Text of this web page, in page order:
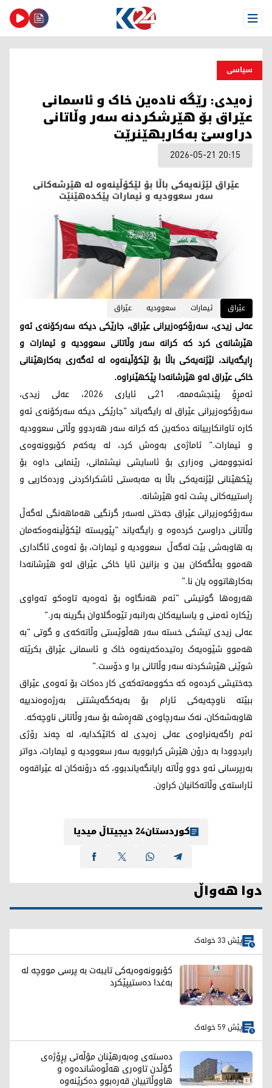
Open Menu
سیاسی
زەیدی: رێگە نادەین خاک و ئاسمانی
عێراق بۆ هێرشکردنە سەر وڵاتانی
دراوسێ بەکاربهێنرێت
2026-05-21 20:15
عێراق ئیمارات سعوودیە عێراق
عەلی زیدی، سەرۆکوەزیرانی عێراق، جارێکی دیکە سەرکۆنەی ئەو
هێرشانەی کرد کە کرانە سەر وڵاتانی سعوودیە و ئیمارات و
ڕایگەیاند، لێژنەیەکی باڵا بۆ لێکۆڵینەوە لە ئەگەری بەکارهێنانی
خاکی عێراق لەو هێرشانەدا پێکهێنراوە.
ئەمڕۆ پێنجشەممە، 21ـی ئایاری 2026، عەلی زیدی،
سەرۆکوەزیرانی عێراق لە رایگەیاند "جارێکی دیکە سەرکۆنەی ئەو
کارە تاوانکارییانە دەکەین کە کرانە سەر هەردوو وڵاتی سعوودیە
و ئیمارات." ئاماژەی بەوەش کرد، لە یەکەم کۆبوونەوەی
ئەنجوومەنی وەزاری بۆ ئاسایشی نیشتمانی، رێنمایی داوە بۆ
پێکهێنانی لێژنەیەکی باڵا بە مەبەستی ئاشکراکردنی وردەکاریی و
ڕاستییەکانی پشت ئەو هێرشانە.
سەرۆکوەزیرانی عێراق جەختی لەسەر گرنگیی هەماهەنگی لەگەڵ
وڵاتانی دراوسێ کردەوە و رایگەیاند "پێویستە لێکۆڵینەوەکەمان
بە هاوبەشی بێت لەگەڵ سعوودیە و ئیمارات، بۆ ئەوەی ئاگاداری
هەموو بەڵگەکان بین و بزانین ئایا خاکی عێراق لەو هێرشانەدا
بەکارهاتووە یان نا."
هەروەها گوتیشی "ئەم هەنگاوە بۆ ئەوەیە تاوەکو تەواوی
رێکارە ئەمنی و یاساییەکان بەرانبەر تێوەگلاوان بگرینە بەر."
عەلی زیدی تیشکی خستە سەر هەڵوێستی وڵاتەکەی و گوتی "بە
هەموو شێوەیەک رەتیدەکەینەوە خاک و ئاسمانی عێراق بکرێتە
شوێنی هێرشکردنە سەر وڵاتانی برا و دۆست."
جەختیشی کردەوە کە حکوومەتەکەی کار دەکات بۆ ئەوەی عێراق
ببێتە ناوچەیەکی ئارام بۆ بەیەکگەیشتنی بەرژەوەندییە
هاوبەشەکان، نەک سەرچاوەی هەڕەشە بۆ سەر وڵاتانی ناوچەکە.
ئەم راگەیەنراوەی عەلی زەیدی لە کاتێکدایە، لە چەند رۆژی
رابردوودا بە درۆن هێرش کرابوویە سەر سعوودیە و ئیمارات، دواتر
بەرپرسانی ئەو دوو وڵاتە رایانگەیاندبوو، کە درۆنەکان لە عێراقەوە
ئاراستەی وڵاتەکانیان کراون.
کوردستان24 دیجیتاڵ میدیا
دوا هەواڵ
پێش 33 خولەک
کۆبوونەوەیەکی تایبەت بە پرسی مووچە لە
بەغدا دەستیپێکرد
پێش 59 خولەک
دەستەی وەبەرهێنان مۆڵەتی پڕۆژەی
گۆڵدن تاوەری هەڵوەشاندەوە و
هاووڵاتییان قەرەبوو دەکرێنەوە